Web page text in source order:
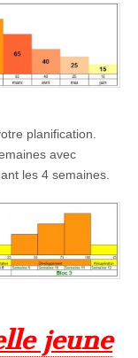
planification.
avec
les 4 semaines.
jeune